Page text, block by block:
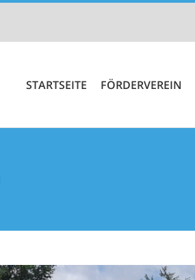
STARTSEITE FÖRDERVEREIN